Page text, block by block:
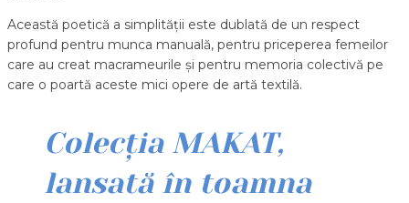
Această poetică a simplității este dublată de un respect
profund pentru munca manuală, pentru priceperea femeilor
care au creat macrameurile și pentru memoria colectivă pe
care o poartă aceste mici opere de artă textilă.
Colecția MAKAT,
lansată în toamna